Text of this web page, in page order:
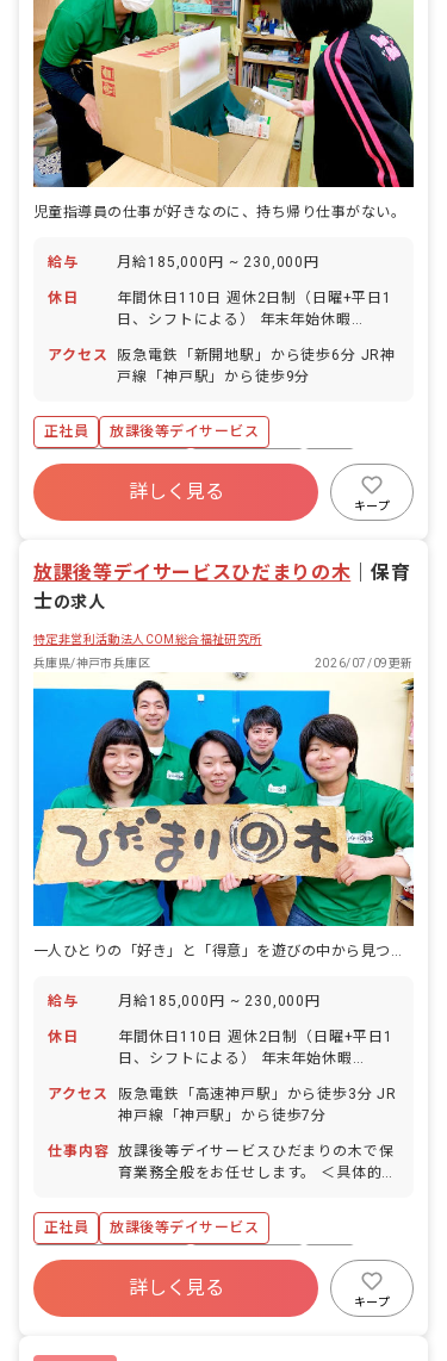
児童指導員の仕事が好きなのに、持ち帰り仕事がない。
給与 月給185,000円 ~ 230,000円
休日
年間休日110日 週休2日制（日曜+平日1
日、シフトによる） 年末年始休暇
休暇（法定通り付与、5日以上の連休取
得も可能です）
アクセス
阪急電鉄「新開地駅」から徒歩6分 JR神
戸線「神戸駅」から徒歩9分
正社員
放課後等デイサービス
ボーナス・賞与あり
社会保険完備
有給
残業少なめ
詳しく見る
キープ
放課後等デイサービスひだまりの木
保育
士の求人
特定非営利活動法人COM総合福祉研究所
兵庫県/神戸市兵庫区
2026/07/09更新
一人ひとりの「好き」と「得意」を遊びの中から見つけ、自立への道筋を一緒に描く。
給与 月給185,000円 ~ 230,000円
休日
年間休日110日 週休2日制（日曜+平日1
日、シフトによる） 年末年始休暇
休暇（法定通り付与、5日以上の連休取
得も可能です）
アクセス
阪急電鉄「高速神戸駅」から徒歩3分 JR
神戸線「神戸駅」から徒歩7分
仕事内容 放課後等デイサービスひだまりの木で保
育業務全般をお任せします。 ＜具体的な
サービスの提案・準備・実施・送迎・記
録など ・放課後等デイサービスのプログ
ラム企画・運営（紙工作、外遊び、クッ
キング、学習指導など）
正社員
放課後等デイサービス
ボーナス・賞与あり
社会保険完備
有給
残業少なめ
詳しく見る
キープ